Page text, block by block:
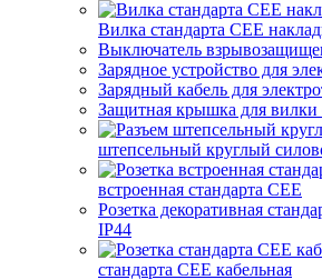
Вилка стандарта CEE
Выключатель
Зарядное устройство для
Зарядный кабель для
Защитная крышка для вилки
штепсельный круглый
встроенная стандарта CEE
Розетка декоративная
IP44
стандарта СЕЕ кабельная